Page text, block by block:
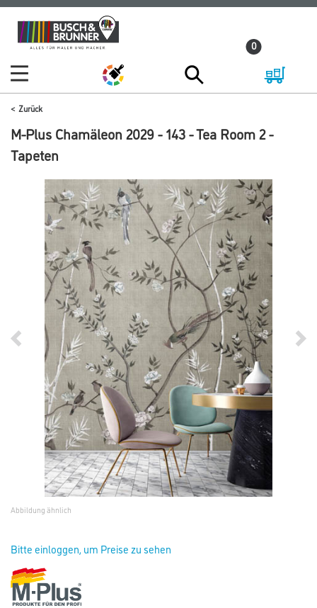
Zum
Inhalt
Zum
Navigationsmenü
0
Zurück
M-Plus Chamäleon 2029 - 143 - Tea Room 2 -
Tapeten
Abbildung ähnlich
Bitte einloggen, um Preise zu sehen